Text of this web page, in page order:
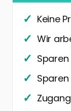
Keine
Wir
Sparen
Sparen